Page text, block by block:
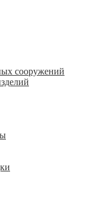
сооружений